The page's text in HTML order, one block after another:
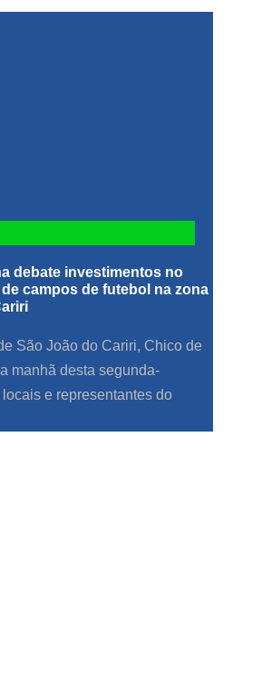
debate investimentos no
campos de futebol na zona
São João do Cariri, Chico de
manhã desta segunda-
e representantes do